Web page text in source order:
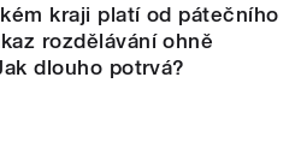
kraji platí od pátečního
rozdělávání ohně
dlouho potrvá?